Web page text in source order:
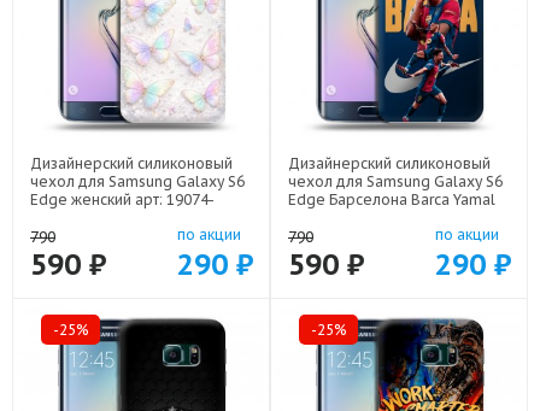
Дизайнерский силиконовый
чехол для Samsung Galaxy S6
Edge женский арт: 19074-
790
590 ₽
по акции
290 ₽
Дизайнерский силиконовый
чехол для Samsung Galaxy S6
Edge Барселона Barca Yamal
790
590 ₽
по акции
290 ₽
-25% -25%